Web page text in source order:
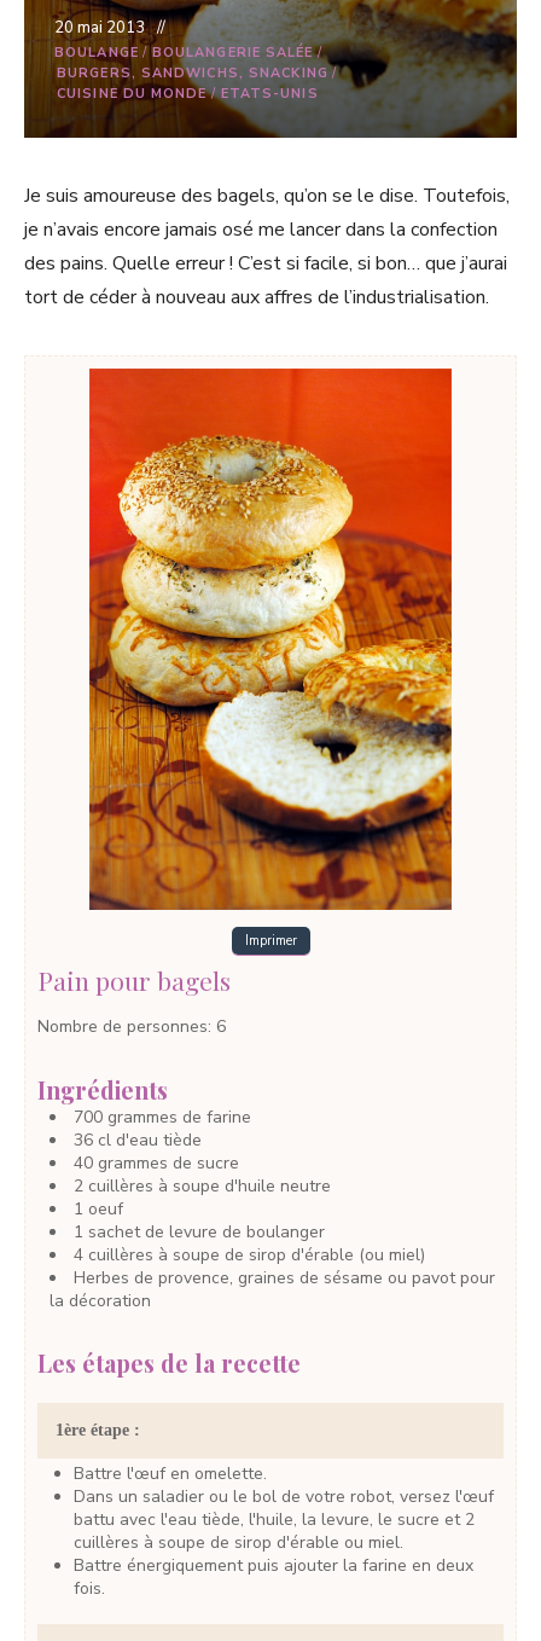
20 mai 2013
BOULANGE / BOULANGERIE SALÉE/
BURGERS, SANDWICHS, SNACKING /
CUISINE DU MONDE/ETATS-UNIS
Je suis amoureuse des bagels, qu’on se le dise. Toutefois,
je n’avais encore jamais osé me lancer dans la confection
des pains. Quelle erreur ! C’est si facile, si bon… que j’aurai
tort de céder à nouveau aux affres de l’industrialisation.
Imprimer
Pain pour bagels
Nombre de personnes: 6
Ingrédients
700 grammes de farine
36 cl d'eau tiède
40 grammes de sucre
2 cuillères à soupe d'huile neutre
1 oeuf
1 sachet de levure de boulanger
4 cuillères à soupe de sirop d'érable (ou miel)
Herbes de provence, graines de sésame ou pavot pour
la décoration
Les étapes de la recette
1ère étape :
Battre l'œuf en omelette.
Dans un saladier ou le bol de votre robot, versez l'œuf
battu avec l'eau tiède, l'huile, la levure, le sucre et 2
cuillères à soupe de sirop d'érable ou miel.
Battre énergiquement puis ajouter la farine en deux
fois.